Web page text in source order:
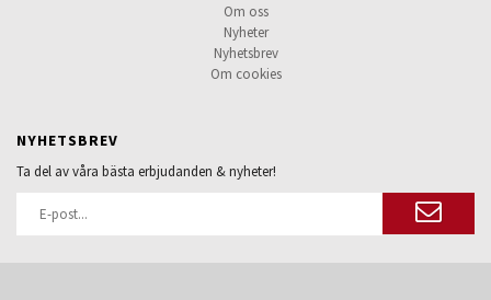
Om oss
Nyheter
Nyhetsbrev
Om cookies
NYHETSBREV
Ta del av våra bästa erbjudanden & nyheter!